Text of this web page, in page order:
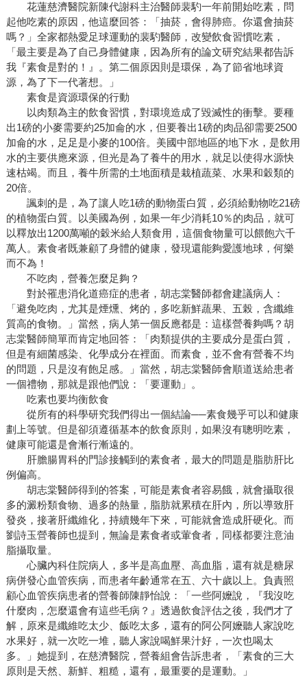
花蓮慈濟醫院新陳代謝科主治醫師裴馰一年前開始吃素，問
起他吃素的原因，他這麼回答：「抽菸，會得肺癌。你還會抽菸
嗎？」全家都熱愛足球運動的裴馰醫師，改變飲食習慣吃素，
「最主要是為了自己身體健康，因為所有的論文研究結果都告訴
我『素食是對的！』。第二個原因則是環保，為了節省地球資
源，為了下一代著想。」
素食是資源環保的行動
以肉類為主的飲食習慣，對環境造成了毀滅性的衝擊。要種
出1磅的小麥需要約25加侖的水，但要養出1磅的肉品卻需要2500
加侖的水，足足是小麥的100倍。美國中部地區的地下水，是飲用
水的主要供應來源，但光是為了養牛的用水，就足以使得水源快
速枯竭。而且，養牛所需的土地面積是栽植蔬菜、水果和穀類的
20倍。
諷刺的是，為了讓人吃1磅的動物蛋白質，必須給動物吃21磅
的植物蛋白質。以美國為例，如果一年少消耗10％的肉品，就可
以釋放出1200萬噸的穀米給人類食用，這個食物量可以餵飽六千
萬人。素食者既兼顧了身體的健康，發現還能夠愛護地球，何樂
而不為！
不吃肉，營養怎麼足夠？
對於罹患消化道癌症的患者，胡志棠醫師都會建議病人：
「避免吃肉，尤其是煙燻、烤的，多吃新鮮蔬果、五榖，含纖維
質高的食物。」當然，病人第一個反應都是：這樣營養夠嗎？胡
志棠醫師簡單而肯定地回答：「肉類提供的主要成分是蛋白質，
但是有細菌感染、化學成分在裡面。而素食，並不會有營養不均
的問題，只是沒有飽足感。」當然，胡志棠醫師會順道送給患者
一個禮物，那就是跟他們說：「要運動」。
吃素也要均衡飲食
從所有的科學研究我們得出一個結論──素食幾乎可以和健康
劃上等號。但是卻須遵循基本的飲食原則，如果沒有聰明吃素，
健康可能還是會漸行漸遠的。
肝膽腸胃科的門診接觸到的素食者，最大的問題是脂肪肝比
例偏高。
胡志棠醫師得到的答案，可能是素食者容易餓，就會攝取很
多的澱粉類食物、過多的熱量，脂肪就累積在肝內，所以導致肝
發炎，接著肝纖維化，持續幾年下來，可能就會造成肝硬化。而
劉詩玉營養師也提到，無論是素食者或葷食者，同樣都要注意油
脂攝取量。
心臟內科住院病人，多半是高血壓、高血脂，還有就是糖尿
病併發心血管疾病，而患者年齡通常在五、六十歲以上。負責照
顧心血管疾病患者的營養師陳靜怡說：「一些阿嬤說，『我沒吃
什麼肉，怎麼還會有這些毛病？』透過飲食評估之後，我們才了
解，原來是纖維吃太少、飯吃太多，還有的阿公阿嬤聽人家說吃
水果好，就一次吃一堆，聽人家說喝鮮果汁好，一次也喝太
多。」她提到，在慈濟醫院，營養組會告訴患者，「素食的三大
原則是天然、新鮮、粗糙，還有，最重要的是運動。」